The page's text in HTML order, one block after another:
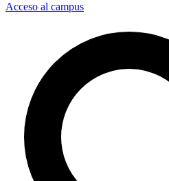
Acceso al campus